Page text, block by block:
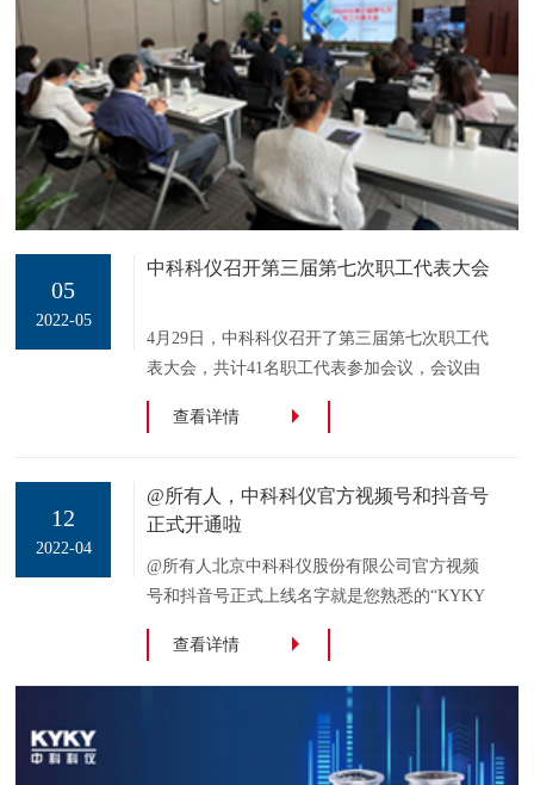
用，涵盖粉体形貌尺寸观测、颗粒物分析、颗
粒物统计、不规则颗粒物分析、成分信息比
对、元素分析、清洁度分析等粉体颗粒表征需
求。扫描电镜在各领域的应用滑动查看更多
KYKY扫
05
2022-05
中科科仪召开第三届第七次职工代表大会
4月29日，中科科仪召开了第三届第七次职工代
表大会，共计41名职工代表参加会议，会议由
党委委员赵海标主持。
查看详情
12
2022-04
@所有人，中科科仪官方视频号和抖音号
正式开通啦
@所有人北京中科科仪股份有限公司官方视频
号和抖音号正式上线名字就是您熟悉的“KYKY
中科科仪”这里有详细的产品介绍实用的操作指
南最新的活动资讯赶快关注吧！首个视频已经
推送↓↓↓KYKY-EM8100场发射枪扫描电子显微
镜【视频号】01 打开【微信】扫描下方二维码
关注“KYKY中科科仪”视频号02 打开【抖音】
扫描下方二维码关注“KYKY中科科仪”抖音号
查看详情